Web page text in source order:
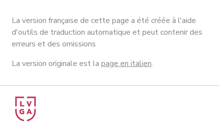
La version française de cette page a été créée à l'aide
d'outils de traduction automatique et peut contenir des
erreurs et des omissions
La version originale est la page en italien.